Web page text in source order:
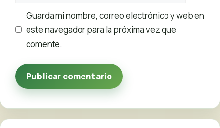
Guarda mi nombre, correo electrónico y web en
este navegador para la próxima vez que
comente.